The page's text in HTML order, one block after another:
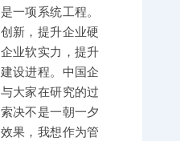
一项系统工程。
新，提升企业硬
业软实力，提升
设进程。中国企
大家在研究的过
决不是一朝一夕
果，我想作为管